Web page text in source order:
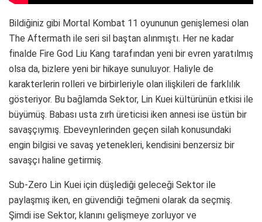
Bildiğiniz gibi Mortal Kombat 11 oyununun genişlemesi olan
The Aftermath ile seri sil baştan alınmıştı. Her ne kadar
finalde Fire God Liu Kang tarafından yeni bir evren yaratılmış
olsa da, bizlere yeni bir hikaye sunuluyor. Haliyle de
karakterlerin rolleri ve birbirleriyle olan ilişkileri de farklılık
gösteriyor. Bu bağlamda Sektor, Lin Kuei kültürünün etkisi ile
büyümüş. Babası usta zırh üreticisi iken annesi ise üstün bir
savaşçıymış. Ebeveynlerinden geçen silah konusundaki
engin bilgisi ve savaş yetenekleri, kendisini benzersiz bir
savaşçı haline getirmiş.
Sub-Zero Lin Kuei için düşlediği geleceği Sektor ile
paylaşmış iken, en güvendiği teğmeni olarak da seçmiş.
Şimdi ise Sektor, klanını gelişmeye zorluyor ve